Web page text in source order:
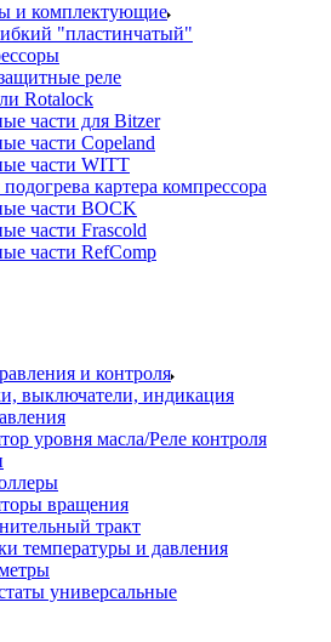
и комплектующие
"пластинчатый"
реле
Rotalock
части для Bitzer
части Copeland
части WITT
картера компрессора
части BOCK
части Frascold
части RefComp
и контроля
выключатели, индикация
уровня масла/Реле контроля
вращения
тракт
температуры и давления
универсальные